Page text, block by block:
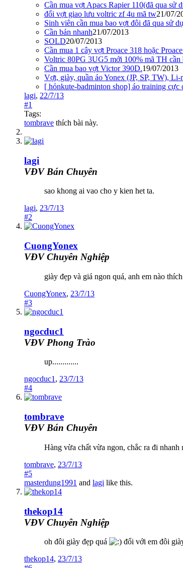
Cần mua vợt Apacs Rapier 110(đã qua sử
đổi vợt giao lưu voltric zf 4u mã tw21/07/
Sinh viên cần mua bao vợt đôi đã qua sử
Cần bán nhanh21/07/2013
SOLD20/07/2013
Cần mua 1 cây vợt Proace 318 hoặc
Voltric 80PG 3UG5 mới 100% mã TH cần
Cần mua bao vợt Victor 390D.19/07/2013
Vợt, giày, quần áo Yonex (JP, SP, TW),
[ hỏnkute-badminton shop] áo training cực
lagi, 22/7/13
#1
Tags:
tombrave thích bài này.
lagi
VĐV Bán Chuyên
sao khong ai vao cho y kien het ta.
lagi, 23/7/13
#2
CuongYonex
VĐV Chuyên Nghiệp
giày đẹp và giá ngon quá, anh em nào
CuongYonex, 23/7/13
#3
ngocduc1
VĐV Phong Trào
up.............
ngocduc1 , 23/7/13
#4
tombrave
VĐV Bán Chuyên
Hàng vừa chất vừa ngon, chắc ra đi nhanh
tombrave, 23/7/13
#5
masterdung1991 and lagi like this.
thekop14
VĐV Chuyên Nghiệp
oh đôi giày đẹp quá
đổi với em đôi
thekop14, 23/7/13